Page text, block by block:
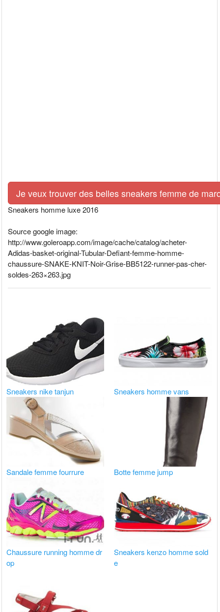
Je veux trouver des belles sneakers femme de
Sneakers homme luxe 2016
Source google image:
http://www.goleroapp.com/image/cache/catalog/acheter-
Adidas-basket-original-Tubular-Defiant-femme-homme-
chaussure-SNAKE-KNIT-Noir-Grise-BB5122-runner-pas-cher-
soldes-263×263.jpg
Sneakers nike tanjun Sneakers homme vans
Sandale femme fourrure Botte femme jump
Chaussure running homme dr
op
Sneakers kenzo homme sold
e